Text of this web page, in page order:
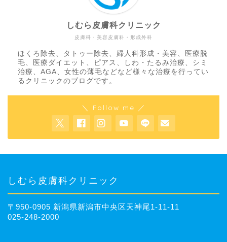
皮膚科・美容皮膚科・形成外科
しむら皮膚科クリニック
ほくろ除去、タトゥー除去、婦人科形成・美容、医療脱
毛、医療ダイエット、ピアス、しわ・たるみ治療、シミ
治療、AGA、女性の薄毛などなど様々な治療を行ってい
るクリニックのブログです。
＼ Follow me ／
しむら皮膚科クリニック
〒950-0905 新潟県新潟市中央区天神尾1-11-11
025-248-2000